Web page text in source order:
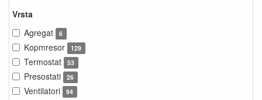
Vrsta
Agregat
6
Kopmresor 129
Termostat 53
Presostati 26
Ventilatori 94